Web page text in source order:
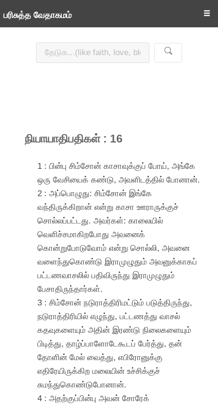
பரிசுத்த வேதாகமம் ☰
நியாயாதிபதிகள் : 16
1 : பின்பு சிம்சோன் காசாவுக்குப் போய், அங்கே
ஒரு வேசியைக் கண்டு, அவளிடத்தில் போனான்.
2 : அப்பொழுது: சிம்சோன் இங்கே
வந்திருக்கிறான் என்று காசா ஊராருக்குச்
சொல்லப்பட்டது. அவர்கள்: காலையில்
வெளிச்சமாகிறபோது அவனைக்
கொன்றுபோடுவோம் என்று சொல்லி, அவனை
வளைந்துகொண்டு இராமுழுதும் அவனுக்காகப்
பட்டணவாசலில் பதிவிருந்து இராமுழுதும்
பேசாதிருந்தார்கள்.
3 : சிம்சோன் நடுராத்திரிமட்டும் படுத்திருந்து,
நடுராத்திரியில் எழுந்து, பட்டணத்து வாசல்
கதவுகளையும் அதின் இரண்டு நிலைகளையும்
பிடித்து, தாழ்ப்பாளோடேகூடப் பேர்த்து, தன்
தோளின் மேல் வைத்து, எபிரோனுக்கு
எதிரேயிருக்கிற மலையின் உச்சிக்குச்
சுமந்துகொண்டுபோனான்.
4 : அதற்குப்பின்பு அவன் சோரேக்